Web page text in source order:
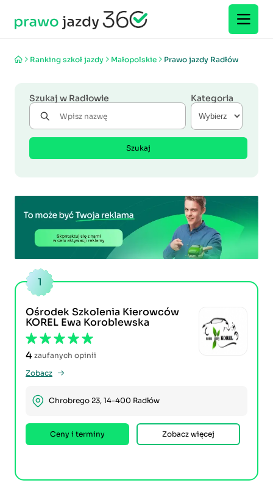
Ranking szkoł jazdy Małopolskie Prawo jazdy Radłów
Szukaj w Radłowie Kategoria
Szukaj
1
Ośrodek Szkolenia Kierowców
KOREL Ewa Koroblewska
4 zaufanych opinii
Zobacz
Chrobrego 23, 14-400 Radłów
Ceny i terminy Zobacz więcej